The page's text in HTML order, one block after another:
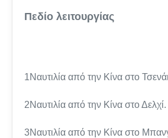
Πεδίο λειτουργίας
1Ναυτιλία από την Κίνα στο
2Ναυτιλία από την Κίνα στο Δελχί.
3Ναυτιλία από την Κίνα στο